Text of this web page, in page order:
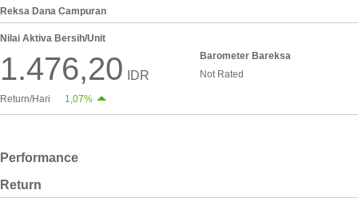
Reksa Dana Campuran
Nilai Aktiva Bersih/Unit
1.476,20 IDR
Barometer Bareksa
Not Rated
Return/Hari 1,07%
Performance
Return